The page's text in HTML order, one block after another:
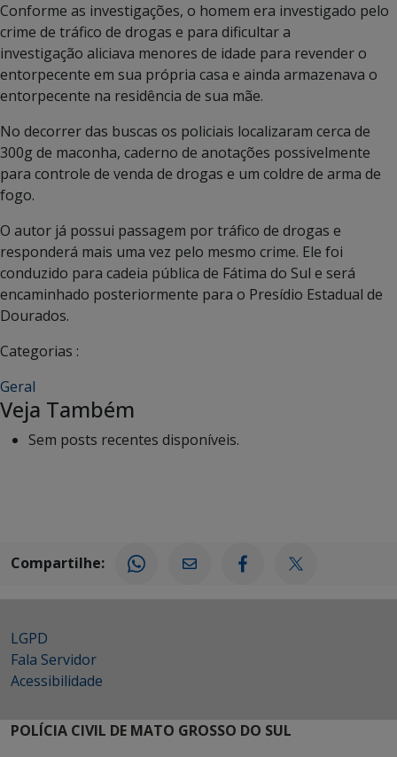
Conforme as investigações, o homem era investigado pelo
crime de tráfico de drogas e para dificultar a
investigação aliciava menores de idade para revender o
entorpecente em sua própria casa e ainda armazenava o
entorpecente na residência de sua mãe.
No decorrer das buscas os policiais localizaram cerca de
300g de maconha, caderno de anotações possivelmente
para controle de venda de drogas e um coldre de arma de
fogo.
O autor já possui passagem por tráfico de drogas e
responderá mais uma vez pelo mesmo crime. Ele foi
conduzido para cadeia pública de Fátima do Sul e será
encaminhado posteriormente para o Presídio Estadual de
Dourados.
Categorias :
Geral
Veja Também
Sem posts recentes disponíveis.
Compartilhe:
LGPD
Fala Servidor
Acessibilidade
POLÍCIA CIVIL DE MATO GROSSO DO SUL